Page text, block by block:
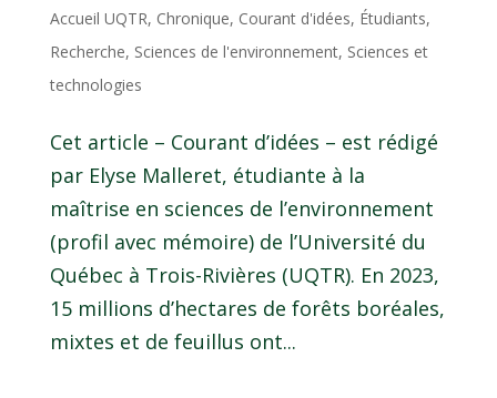
Accueil UQTR, Chronique, Courant d'idées, Étudiants,
Recherche, Sciences de l'environnement, Sciences et
technologies
Cet article – Courant d’idées – est rédigé
par Elyse Malleret, étudiante à la
maîtrise en sciences de l’environnement
(profil avec mémoire) de l’Université du
Québec à Trois-Rivières (UQTR). En 2023,
15 millions d’hectares de forêts boréales,
mixtes et de feuillus ont...